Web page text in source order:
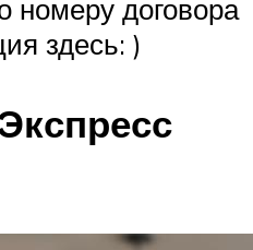
номеру договора
здесь: )